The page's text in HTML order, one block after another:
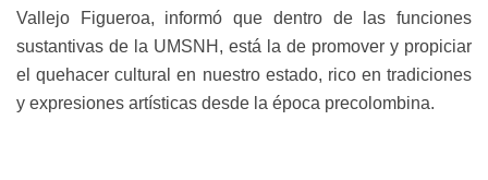
Vallejo Figueroa, informó que dentro de las funciones
sustantivas de la UMSNH, está la de promover y propiciar
el quehacer cultural en nuestro estado, rico en tradiciones
y expresiones artísticas desde la época precolombina.